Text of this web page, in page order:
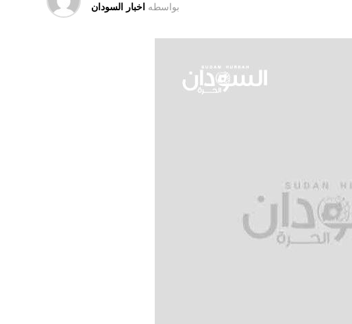
بواسطه اخبار السودان